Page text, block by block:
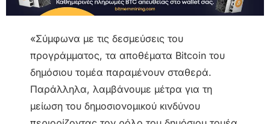
«Σύμφωνα με τις δεσμεύσεις του
προγράμματος, τα αποθέματα Bitcoin του
δημόσιου τομέα παραμένουν σταθερά.
Παράλληλα, λαμβάνουμε μέτρα για τη
μείωση του δημοσιονομικού κινδύνου